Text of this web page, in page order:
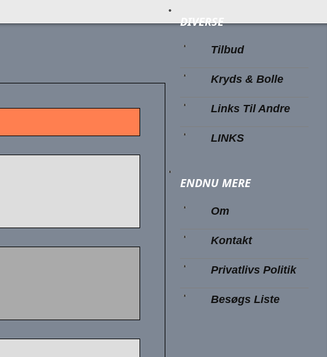
DIVERSE
Tilbud
Kryds & Bolle
Links Til Andre
LINKS
ENDNU MERE
Om
Kontakt
Privatlivs Politik
Besøgs Liste